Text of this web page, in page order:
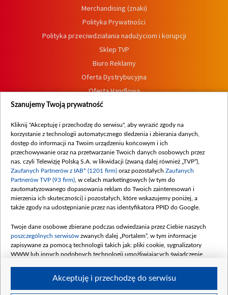
Merchandising (znaki)
Polityka Prywatności
Polityka przeciwdziałania nadużyciom i korupcji
Sklep TVP
Biuro Reklamy
Oferta Dystrybucyjna
Oferta Handlowa
Dostępność
Procedura zgłoszeń wewnętrznych
Szanujemy Twoją prywatność
Kliknij "Akceptuję i przechodzę do serwisu", aby wyrazić zgody na
korzystanie z technologii automatycznego śledzenia i zbierania danych,
dostęp do informacji na Twoim urządzeniu końcowym i ich
przechowywanie oraz na przetwarzanie Twoich danych osobowych przez
nas, czyli Telewizję Polską S.A. w likwidacji (zwaną dalej również „TVP”),
Zaufanych Partnerów z IAB* (1201 firm) oraz pozostałych Zaufanych
Partnerów TVP (93 firm) , w celach marketingowych (w tym do
zautomatyzowanego dopasowania reklam do Twoich zainteresowań i
mierzenia ich skuteczności) i pozostałych, które wskazujemy poniżej, a
także zgody na udostępnianie przez nas identyfikatora PPID do Google.
Twoje dane osobowe zbierane podczas odwiedzania przez Ciebie naszych
poszczególnych serwisów zwanych dalej „Portalem”, w tym informacje
zapisywane za pomocą technologii takich jak: pliki cookie, sygnalizatory
WWW lub innych podobnych technologii umożliwiających świadczenie
Akceptuję i przechodzę do serwisu